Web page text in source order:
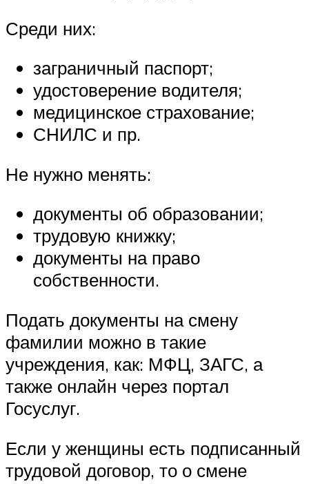
Среди них:
заграничный паспорт;
удостоверение водителя;
медицинское страхование;
СНИЛС и пр.
Не нужно менять:
документы об образовании;
трудовую книжку;
документы на право
собственности.
Подать документы на смену
фамилии можно в такие
учреждения, как: МФЦ, ЗАГС, а
также онлайн через портал
Госуслуг.
Если у женщины есть подписанный
трудовой договор, то о смене